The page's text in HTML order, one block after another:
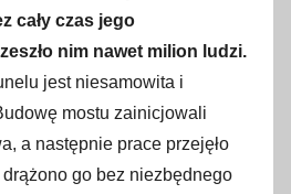
cały czas jego
nim nawet milion ludzi.
jest niesamowita i
mostu zainicjowali
a następnie prace przejęło
go bez niezbędnego